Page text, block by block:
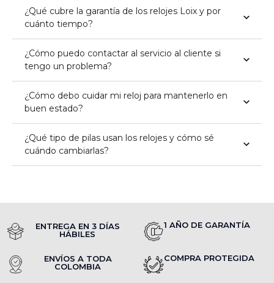
¿Qué cubre la garantía de los relojes Loix y por
cuánto tiempo?
¿Cómo puedo contactar al servicio al cliente si
tengo un problema?
¿Cómo debo cuidar mi reloj para mantenerlo en
buen estado?
¿Qué tipo de pilas usan los relojes y cómo sé
cuándo cambiarlas?
ENTREGA EN 3 DÍAS
HÁBILES
1 AÑO DE GARANTÍA
ENVÍOS A TODA
COLOMBIA
COMPRA PROTEGIDA